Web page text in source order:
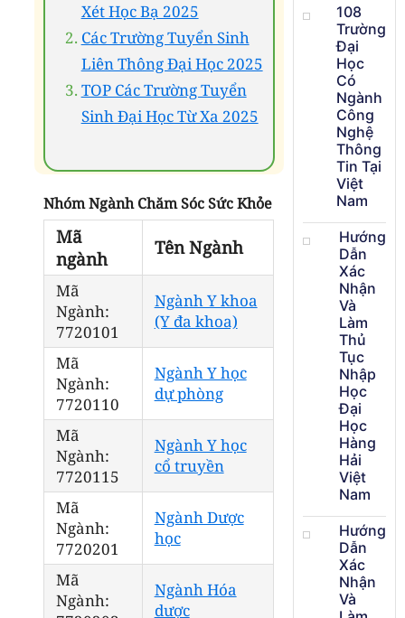
Xét Học Bạ 2025
Các Trường Tuyển Sinh
Liên Thông Đại Học 2025
TOP Các Trường Tuyển
Sinh Đại Học Từ Xa 2025
Nhóm Ngành Chăm Sóc Sức Khỏe
Mã
ngành
Tên Ngành
Mã
Ngành:
7720101
Ngành Y khoa
(Y đa khoa)
Mã
Ngành:
7720110
Ngành Y học
dự phòng
Mã
Ngành:
7720115
Ngành Y học
cổ truyền
Mã
Ngành:
7720201
Ngành Dược
học
Mã
Ngành:
Ngành Hóa
dược
108
Trường
Đại
Học
Có
Ngành
Công
Nghệ
Thông
Tin Tại
Việt
Nam
Hướng
Dẫn
Xác
Nhận
Và
Làm
Thủ
Tục
Nhập
Học
Đại
Học
Hàng
Hải
Việt
Nam
Hướng
Dẫn
Xác
Nhận
Và